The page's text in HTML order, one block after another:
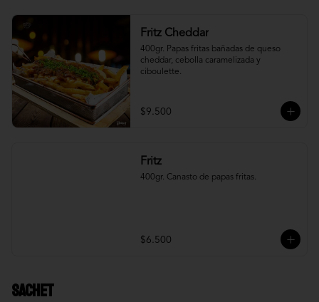
Fritz Cheddar
400gr. Papas fritas bañadas de queso
cheddar, cebolla caramelizada y
ciboulette.
$9.500
Fritz
400gr. Canasto de papas fritas.
$6.500
Sachet